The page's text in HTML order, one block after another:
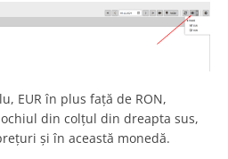
EUR în plus față de RON,
din colțul din dreapta sus,
și în această monedă.